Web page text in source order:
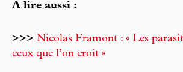
À lire aussi :
>>> Nicolas Framont : « Les
ceux que l’on croit »